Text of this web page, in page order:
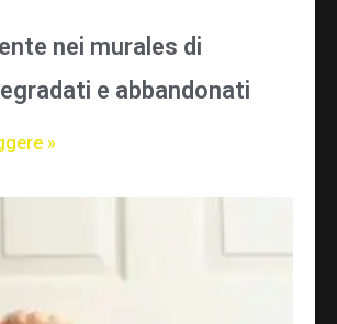
nei murales di
e abbandonati
»